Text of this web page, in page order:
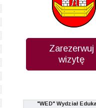
Zarezerwuj
wizytę
"WED" Wydział